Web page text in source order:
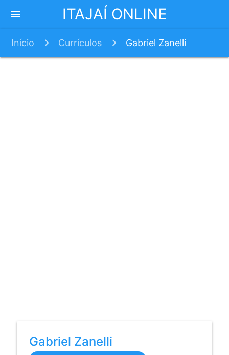
ITAJAÍ ONLINE
menu
Início Currículos Gabriel Zanelli
Gabriel Zanelli